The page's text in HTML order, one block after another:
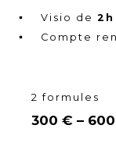
Visio de 2h
Compte
2 formules
300 € –